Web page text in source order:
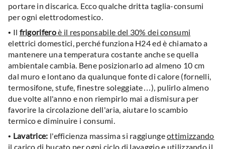
portare in discarica. Ecco qualche dritta taglia-consumi
per ogni elettrodomestico.
• Il frigoriferoè il responsabile del 30% dei consumi
elettrici domestici, perché funziona H24 ed è chiamato a
mantenere una temperatura costante anche se quella
ambientale cambia. Bene posizionarlo ad almeno 10 cm
dal muro e lontano da qualunque fonte di calore (fornelli,
termosifone, stufe, finestre soleggiate…), pulirlo almeno
due volte all'anno e non riempirlo mai a dismisura per
favorire la circolazione dell'aria, aiutare lo scambio
termico e diminuire i consumi.
• Lavatrice: l'efficienza massima si raggiungeottimizzando
il carico di bucato per ogni ciclo di lavaggio e utilizzando il